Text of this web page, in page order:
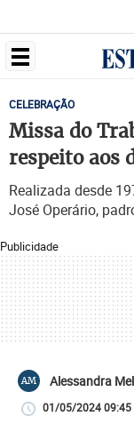
CELEBRAÇÃO
Missa do
respeito aos
Realizada desde
José Operário,
Publicidade
AM Alessandra
01/05/2024 09:45